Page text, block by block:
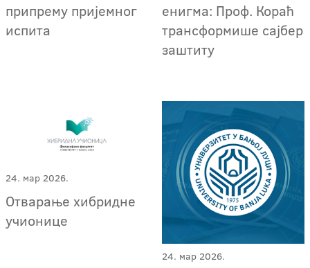
припрему пријемног
испита
енигма: Проф. Кораћ
трансформише сајбер
заштиту
24. мар 2026.
Отварање хибридне
учионице
24. мар 2026.